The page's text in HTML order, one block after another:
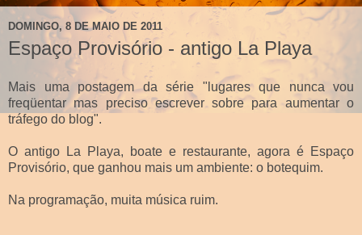
DOMINGO, 8 DE MAIO DE 2011
Espaço Provisório - antigo La Playa
Mais uma postagem da série "lugares que nunca vou
freqüentar mas preciso escrever sobre para aumentar o
tráfego do blog".
O antigo La Playa, boate e restaurante, agora é Espaço
Provisório, que ganhou mais um ambiente: o botequim.
Na programação, muita música ruim.